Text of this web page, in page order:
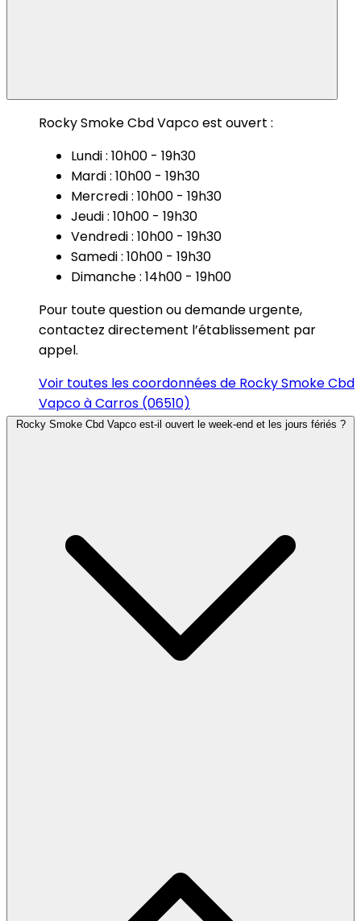
Rocky Smoke Cbd Vapco est ouvert :
Lundi : 10h00 - 19h30
Mardi : 10h00 - 19h30
Mercredi : 10h00 - 19h30
Jeudi : 10h00 - 19h30
Vendredi : 10h00 - 19h30
Samedi : 10h00 - 19h30
Dimanche : 14h00 - 19h00
Pour toute question ou demande urgente,
contactez directement l’établissement par
appel.
Voir toutes les coordonnées de Rocky Smoke Cbd
Vapco à Carros (06510)
Rocky Smoke Cbd Vapco est-il ouvert le week-end et les jours fériés ?